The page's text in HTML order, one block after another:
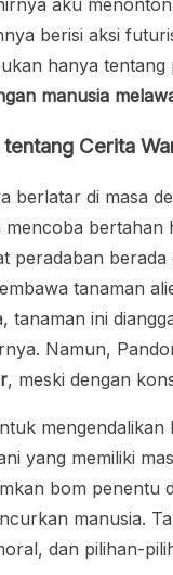
aku
berisi aksi
hanya tentang
manusia
Cerita
berlatar di masa
mencoba
peradaban
tanaman
tanaman ini
Namun,
, meski dengan
yang memiliki
bom penentu
manusia.
dan pilihan-